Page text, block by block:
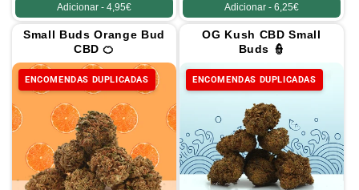
Adicionar - 4,95€
Adicionar - 6,25€
Small Buds Orange Bud
CBD 🍊
ENCOMENDAS DUPLICADAS
OG Kush CBD Small
Buds 👮
ENCOMENDAS DUPLICADAS